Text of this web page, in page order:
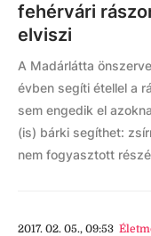
fehérvári
elviszi
A Madárlátta
évben segíti étellel a
sem engedik el
(is) bárki segíthet:
nem fogyasztott
2017. 02. 05., 09:53